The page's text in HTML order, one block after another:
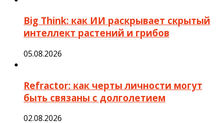
Big Think: как ИИ раскрывает скрытый
интеллект растений и грибов
05.08.2026
Refractor: как черты личности могут
быть связаны с долголетием
02.08.2026